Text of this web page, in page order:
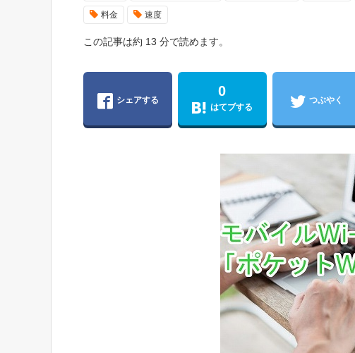
料金 速度
この記事は約 13 分で読めます。
シェアする
0
はてブする
つぶやく